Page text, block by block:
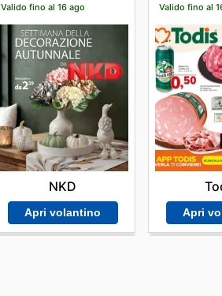
Valido fino al 16 ago
NKD
Apri volantino
Valido fino al
Apri